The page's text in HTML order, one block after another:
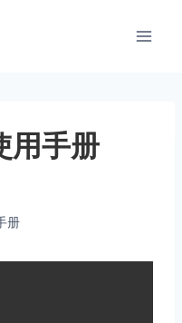
用手册
册